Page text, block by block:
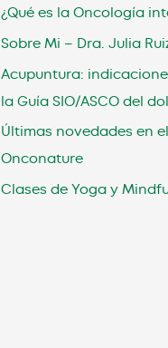
¿Qué es la Oncología
Sobre Mi – Dra. Julia
Acupuntura:
la Guía SIO/ASCO del
Últimas novedades en
Onconature
Clases de Yoga y